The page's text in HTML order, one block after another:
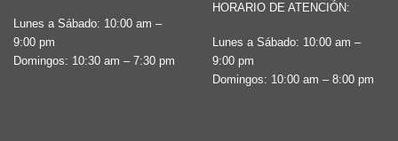
Lunes a Sábado: 10:00 am –
9:00 pm
Domingos: 10:30 am – 7:30 pm
HORARIO DE ATENCIÓN:
Lunes a Sábado: 10:00 am –
9:00 pm
Domingos: 10:00 am – 8:00 pm